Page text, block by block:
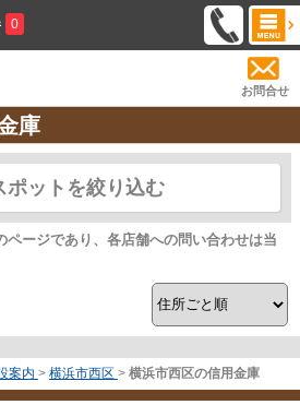
0
お問合せ
庫
ポットを絞り込む
ージであり、各店舗への問い合わせは当
案内 > 横浜市西区 > 横浜市西区の信用金庫